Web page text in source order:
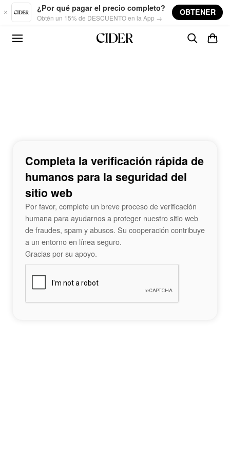
Skip to main content
¿Por qué pagar el precio completo?
Obtén un 15% de DESCUENTO en la App →
OBTENER
Completa la verificación rápida de
humanos para la seguridad del
sitio web
Por favor, complete un breve proceso de verificación
humana para ayudarnos a proteger nuestro sitio web
de fraudes, spam y abusos. Su cooperación contribuye
a un entorno en línea seguro.
Gracias por su apoyo.